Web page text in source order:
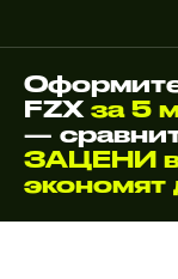
FZX за 5
—
ЗАЦЕНИ в